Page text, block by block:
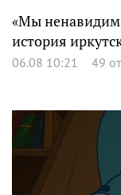
«Мы ненавидим
история
06.08 10:21 49